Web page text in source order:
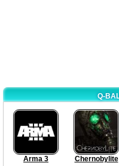
Arma 3 Chernobylite